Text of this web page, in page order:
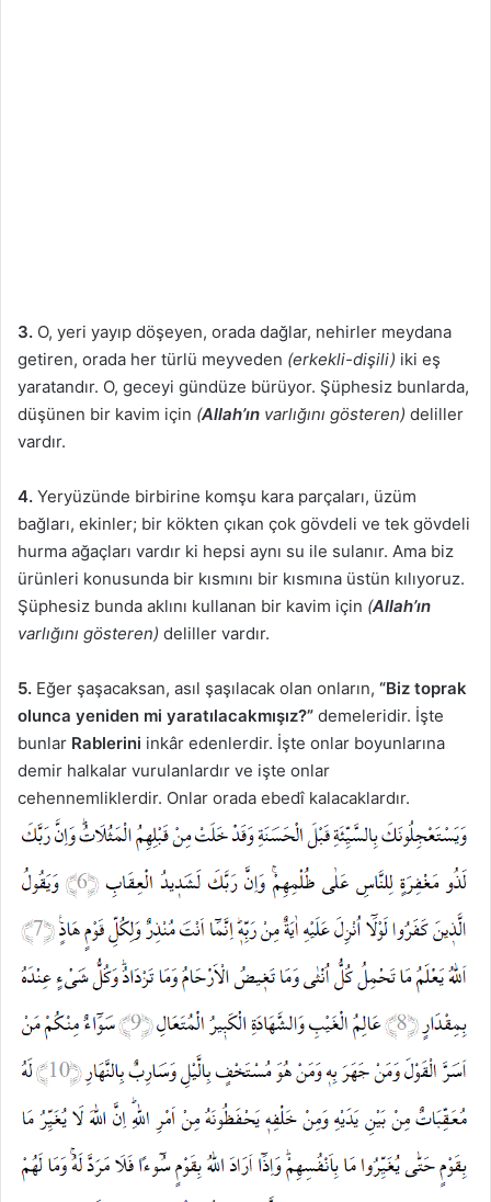
3. O, yeri yayıp döşeyen, orada dağlar, nehirler meydana
getiren, orada her türlü meyveden (erkekli-dişili) iki eş
yaratandır. O, geceyi gündüze bürüyor. Şüphesiz bunlarda,
düşünen bir kavim için (Allah’ın varlığını gösteren) deliller
vardır.
4. Yeryüzünde birbirine komşu kara parçaları, üzüm
bağları, ekinler; bir kökten çıkan çok gövdeli ve tek gövdeli
hurma ağaçları vardır ki hepsi aynı su ile sulanır. Ama biz
ürünleri konusunda bir kısmını bir kısmına üstün kılıyoruz.
Şüphesiz bunda aklını kullanan bir kavim için (Allah’ın
varlığını gösteren) deliller vardır.
5. Eğer şaşacaksan, asıl şaşılacak olan onların, “Biz toprak
olunca yeniden mi yaratılacakmışız?” demeleridir. İşte
bunlar Rablerini inkâr edenlerdir. İşte onlar boyunlarına
demir halkalar vurulanlardır ve işte onlar
cehennemliklerdir. Onlar orada ebedî kalacaklardır.